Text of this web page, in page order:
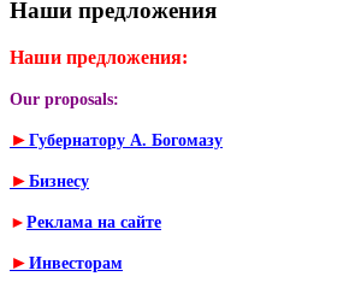
Наши предложения
Наши предложения:
Our proposals:
► Губернатору А. Богомазу
► Бизнесу
► Реклама на сайте
► Инвесторам